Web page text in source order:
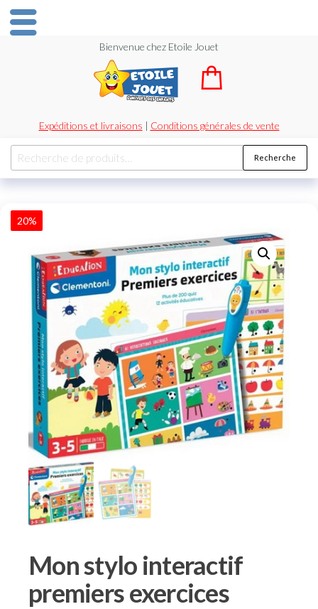
Bienvenue chez Etoile Jouet
Expéditions et livraisons | Conditions générales de vente
Recherche
20%
Mon stylo interactif
premiers exercices